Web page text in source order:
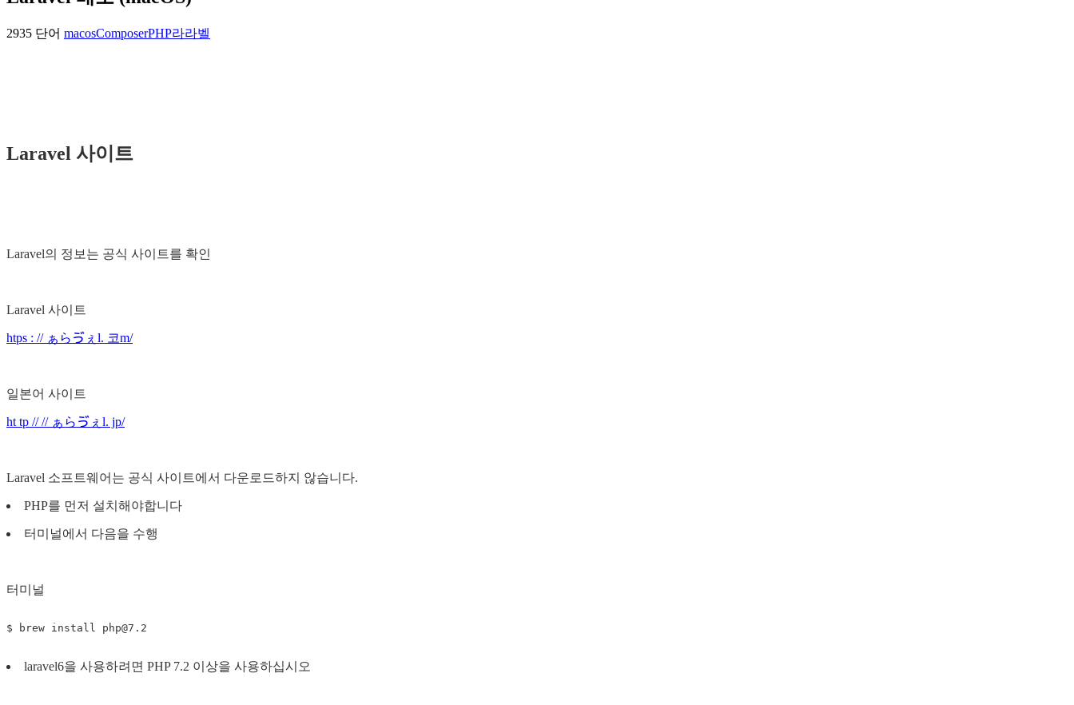
2935 단어 macosComposerPHP라라벨
Laravel 사이트
Laravel의 정보는 공식 사이트를 확인
Laravel 사이트
htps : // ぁらゔぇl. 코m/
일본어 사이트
ht tp // // ぁらゔぇl. jp/
Laravel 소프트웨어는 공식 사이트에서 다운로드하지 않습니다.
PHP를 먼저 설치해야합니다
터미널에서 다음을 수행
터미널
$ brew install php@7.2
laravel6을 사용하려면 PHP 7.2 이상을 사용하십시오